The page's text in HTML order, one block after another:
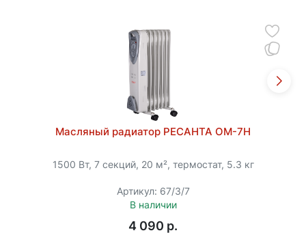
Масляный радиатор РЕСАНТА ОМ-7Н
1500 Вт, 7 секций, 20 м², термостат, 5.3 кг
Артикул: 67/3/7
В наличии
4 090 p.